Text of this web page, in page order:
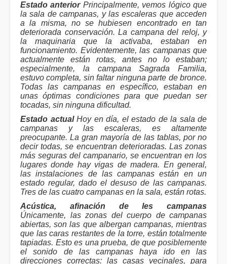
Estado anteriorPrincipalmente, vemos lógico que
la sala de campanas, y las escaleras que acceden
a la misma, no se hubiesen encontrado en tan
deteriorada conservación. La campana del reloj, y
la maquinaria que la activaba, estaban en
funcionamiento. Evidentemente, las campanas que
actualmente están rotas, antes no lo estaban;
especialmente, la campana Sagrada Familia,
estuvo completa, sin faltar ninguna parte de bronce.
Todas las campanas en específico, estaban en
unas óptimas condiciones para que puedan ser
tocadas, sin ninguna dificultad.
Estado actualHoy en día, el estado de la sala de
campanas y las escaleras, es altamente
preocupante. La gran mayoría de las tablas, por no
decir todas, se encuentran deterioradas. Las zonas
más seguras del campanario, se encuentran en los
lugares donde hay vigas de madera. En general,
las instalaciones de las campanas están en un
estado regular, dado el desuso de las campanas.
Tres de las cuatro campanas en la sala, están rotas.
Acústica, afinación de les campanas
Únicamente, las zonas del cuerpo de campanas
abiertas, son las que albergan campanas, mientras
que las caras restantes de la torre, están totalmente
tapiadas. Esto es una prueba, de que posiblemente
el sonido de las campanas haya ido en las
direcciones correctas: las casas vecinales, para